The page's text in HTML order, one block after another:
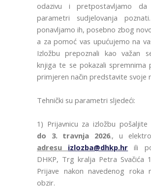
odazivu i pretpostavljamo
parametri sudjelovanja
ponavljamo ih, posebno zbog
a za pomoć vas upućujemo na
Izložbu prepoznali kao važan
knjiga te se pokazali spremnima
primjeren način predstavite svoje
Tehnički su parametri sljedeći:
1) Prijavnicu za izložbu pošaljite
do 3. travnja 2026., u
adresu izlozba@dhkp.hr ili
DHKP, Trg kralja Petra Svačića
Prijave nakon navedenog roka
obzir.